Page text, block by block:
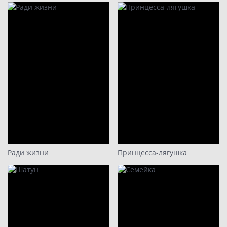
18
Ради жизни Принцесса-лягушка